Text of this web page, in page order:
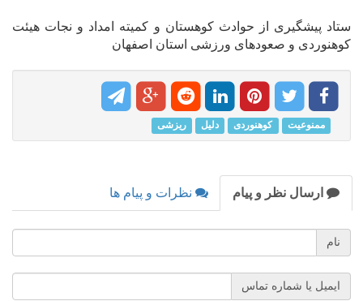
ستاد پیشگیری از حوادث کوهستان و کمیته امداد و نجات هیئت
کوهنوردی و صعودهای ورزشی استان اصفهان
ممنوعیت کوهنوردی دلیل ریزشی
ارسال نظر و پیام نظرات و پیام ها
نام
ایمیل یا شماره تماس